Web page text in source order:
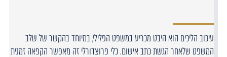
עיכוב הליכים הוא היבט מכריע במשפט הפלילי, במיוחד בהקשר של שלב
המשפט שלאחר הגשת כתב אישום. כלי פרוצדורלי זה מאפשר הקפאה זמנית